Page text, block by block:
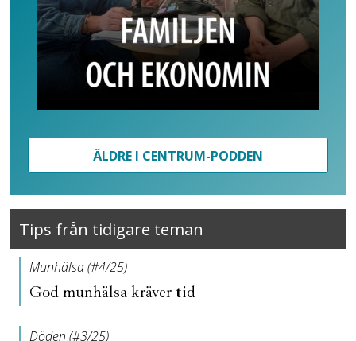
ÄLDRE I CENTRUM-PODDEN
Tips från tidigare teman
Munhälsa (#4/25)
God munhälsa kräver tid
Döden (#3/25)